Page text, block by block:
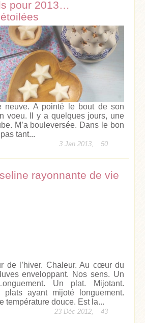
pour 2013…
neuve. A pointé le bout de son
voeu. Il y a quelques jours, une
M’a bouleversée. Dans le bon
tant...
3 Jan 2013, 50
rayonnante de vie
de l’hiver. Chaleur. Au cœur du
enveloppant. Nos sens. Un
Un plat. Mijotant.
plats ayant mijoté longuement.
température douce. Est la...
23 Déc 2012, 43